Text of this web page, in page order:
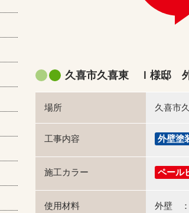
久喜市久喜東 Ｉ様邸
場所 久喜市
工事内容 外壁塗
施工カラー ペール
使用材料
外壁 ：